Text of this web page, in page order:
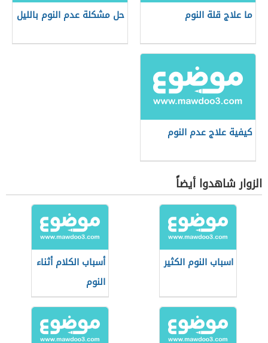
ما علاج قلة النوم حل مشكلة عدم النوم بالليل
كيفية علاج عدم النوم
الزوار شاهدوا أيضاً
اسباب النوم الكثير
أسباب الكلام أثناء
النوم